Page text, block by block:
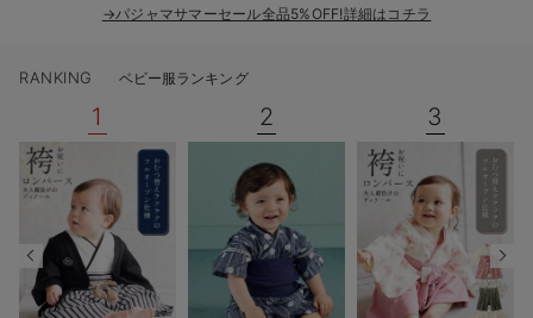
ベビー アウター
ベビー セットアップ
スタイ・よだれかけ（新生児・ベビー）
ベビー帽子（新生児・乳児）
新生児スリーパー・ベビーパジャマ
メモリアルグッズ
授乳・調乳・お食事
哺乳瓶
赤ちゃん 洗剤・洗濯用品・お掃除
赤ちゃん お風呂・ベビースキンケア
袴ロンパース特集
Tシャツブラ
ブラトップ
親子セット
快適機能ウェア特集 トップス
快適機能ウェア特集 ボトムス
ベビー
あったかアイテム｜
もらって嬉しいギフト
かわいくておもしろ
何枚あっても嬉しい
長く使えるアイテム
裏起毛素材
→パジャマサマーセール全品5%OFF!詳細はコチラ
RANKING ベビー服ランキング
1 2 3